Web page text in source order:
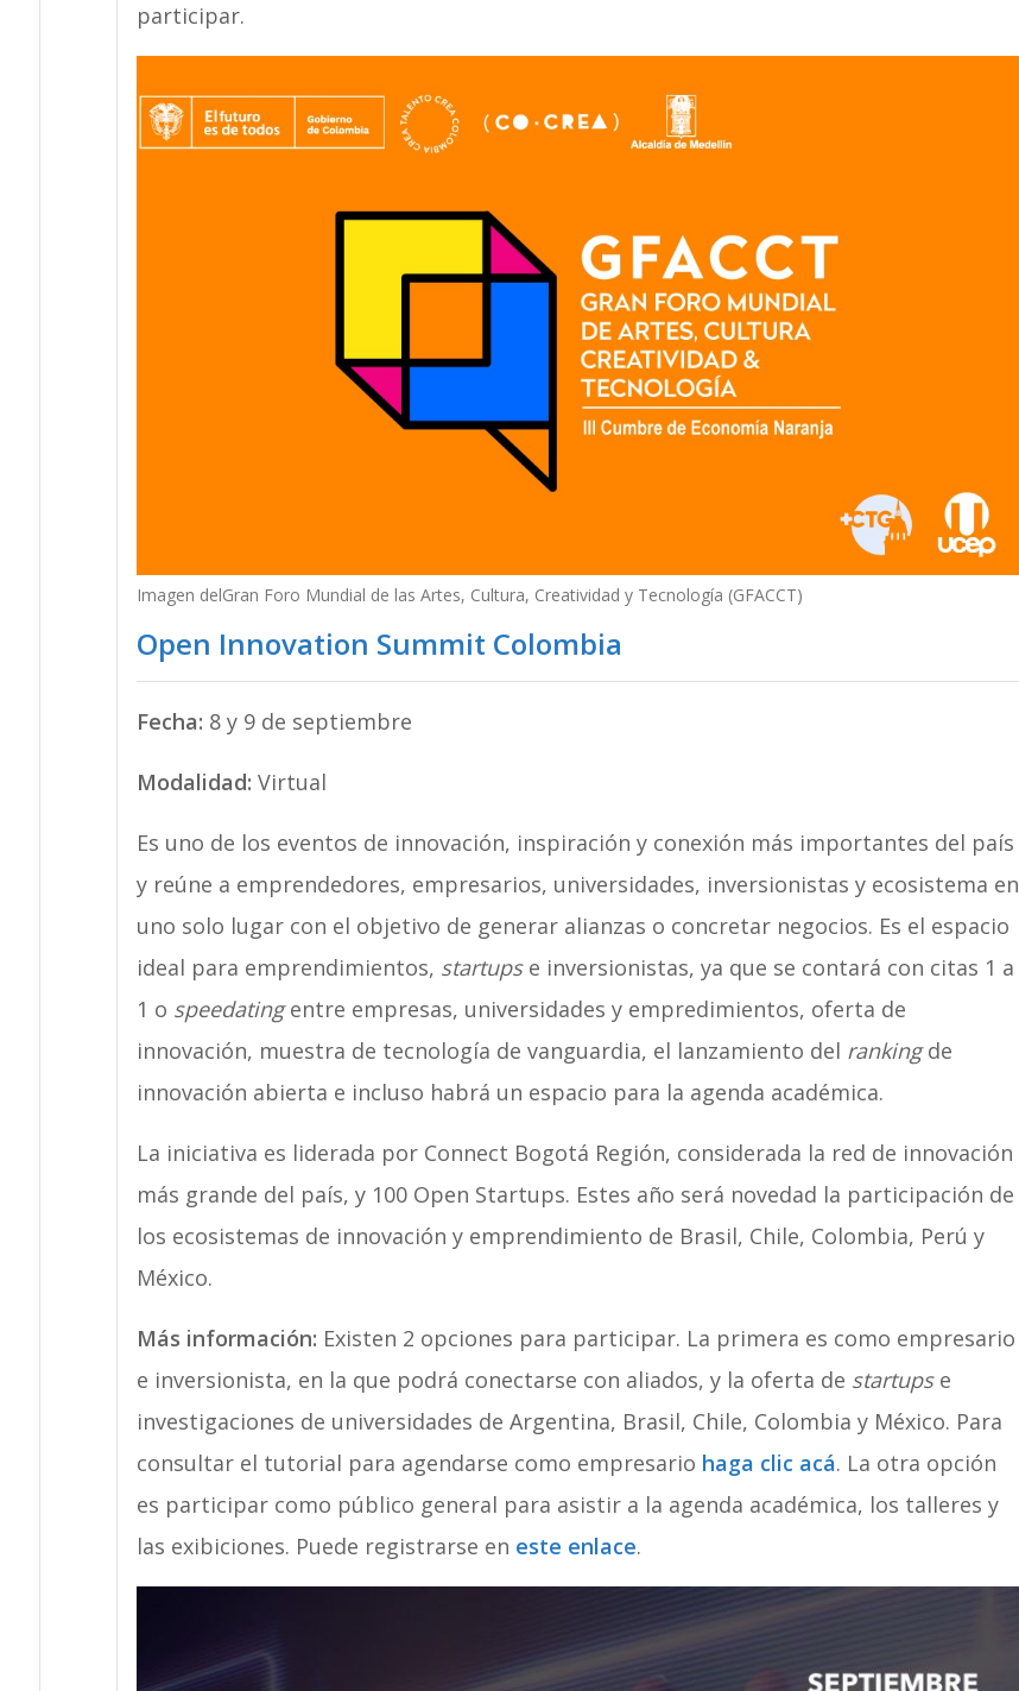
participar.
Imagen delGran Foro Mundial de las Artes, Cultura, Creatividad y Tecnología (GFACCT)
Open Innovation Summit Colombia
Fecha: 8 y 9 de septiembre
Modalidad: Virtual
Es uno de los eventos de innovación, inspiración y conexión más importantes del país
y reúne a emprendedores, empresarios, universidades, inversionistas y ecosistema en
uno solo lugar con el objetivo de generar alianzas o concretar negocios. Es el espacio
ideal para emprendimientos, startupse inversionistas, ya que se contará con citas 1 a
1 o speedatingentre empresas, universidades y empredimientos, oferta de
innovación, muestra de tecnología de vanguardia, el lanzamiento del rankingde
innovación abierta e incluso habrá un espacio para la agenda académica.
La iniciativa es liderada por Connect Bogotá Región, considerada la red de innovación
más grande del país, y 100 Open Startups. Estes año será novedad la participación de
los ecosistemas de innovación y emprendimiento de Brasil, Chile, Colombia, Perú y
México.
Más información: Existen 2 opciones para participar. La primera es como empresario
e inversionista, en la que podrá conectarse con aliados, y la oferta de startups e
investigaciones de universidades de Argentina, Brasil, Chile, Colombia y México. Para
consultar el tutorial para agendarse como empresario haga clic acá. La otra opción
es participar como público general para asistir a la agenda académica, los talleres y
las exibiciones. Puede registrarse en este enlace.